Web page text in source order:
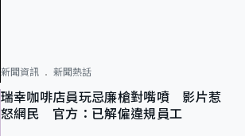
新聞資訊 新聞熱話
瑞幸咖啡店員玩忌廉槍對嘴噴 影片惹
怒網民 官方：已解僱違規員工